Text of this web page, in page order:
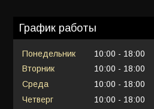
График работы
Понедельник 10:00
18:00
Вторник
10:00
18:00
Среда
10:00
18:00
Четверг
10:00
18:00